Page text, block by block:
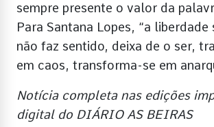
sempre presente o valor da
Para Santana Lopes, “a liberdade
não faz sentido, deixa de o ser,
em caos, transforma-se em
Notícia completa nas edições
digital do DIÁRIO AS BEIRAS